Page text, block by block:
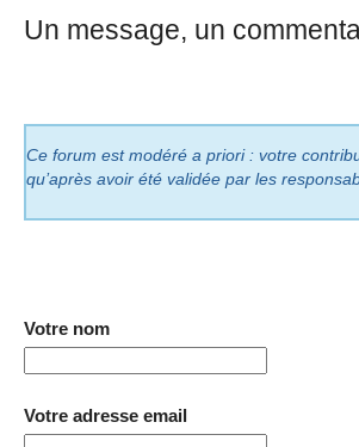
Un message, un
Ce forum est modéré a priori : votre
qu’après avoir été validée par les
Votre nom
Votre adresse email